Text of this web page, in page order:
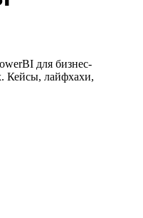
для бизнес-
Кейсы, лайфхахи,